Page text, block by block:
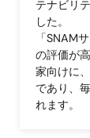
テナビリ
した。
「SNAM
の評価が
家向けに
であり、
れます。